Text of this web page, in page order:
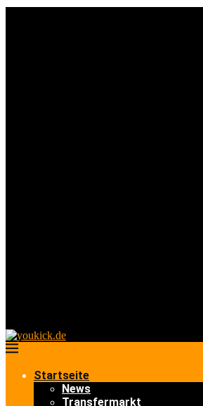
Startseite
News
Transfermarkt